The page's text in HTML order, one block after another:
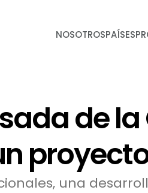
NOSOTROSPAÍSES
de
una